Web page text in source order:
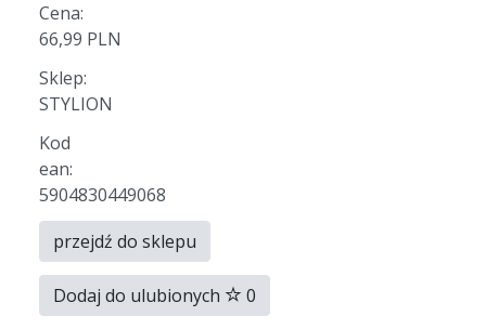
Cena:
66,99 PLN
Sklep:
STYLION
Kod
ean:
5904830449068
przejdź do sklepu
Dodaj do ulubionych
0